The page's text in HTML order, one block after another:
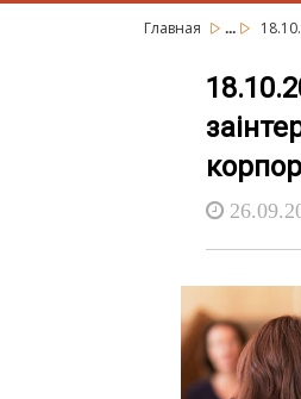
Главная ...